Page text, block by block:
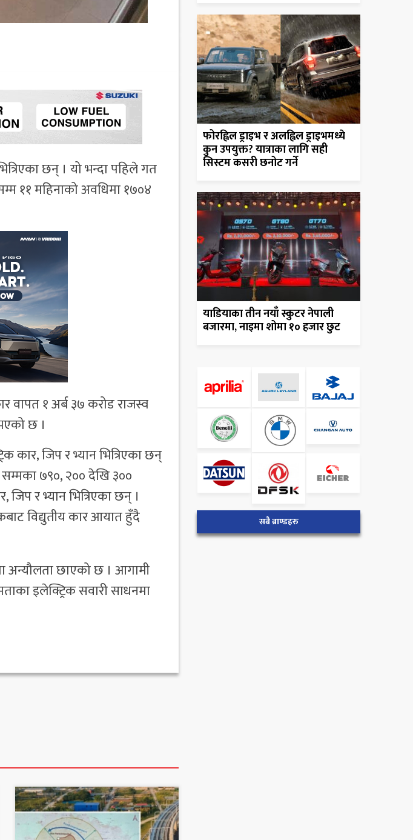
छन् । यो भन्दा पहिले गत
११ महिनाको अवधिमा १७०४
वापत १ अर्ब ३७ करोड राजस्व
छ ।
कार, जिप र भ्यान भित्रिएका छन्
७९०, २०० देखि ३००
र भ्यान भित्रिएका छन् ।
विद्युतीय कार आयात हुँदै
अन्यौलता छाएको छ । आगामी
इलेक्ट्रिक सवारी साधनमा
फोरह्विल ड्राइभ र अलह्विल ड्राइभमध्ये
कुन उपयुक्त? यात्राका लागि सही
सिस्टम कसरी छनोट गर्ने
याडियाका तीन नयाँ स्कुटर नेपाली
बजारमा, नाइमा शोमा १० हजार छुट
सबै ब्राण्डहरु